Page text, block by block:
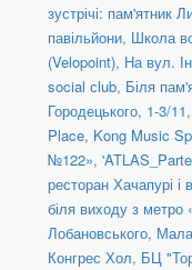
зустрічі: пам'ятник
павільйони, Школа
(Velopoint), На вул.
social сlub, Біля
Городецького, 1-3/11,
Place, Kong Music
№122»,
ресторан Хачапурі і
біля виходу з метро
Лобановського,
Конгрес Хол, БЦ